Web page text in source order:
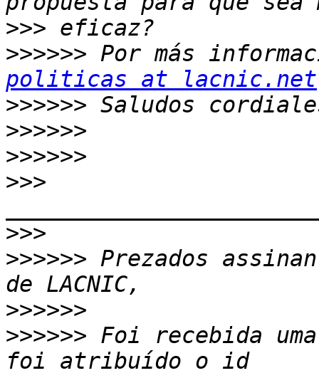
>>>
>>>>>> Por más
politicas at lacnic.net
>>>>>>
>>>>>>
>>>>>>
>>>
>>>
>>>>>> ﻿Prezados
>>>>>>
>>>>>> Foi recebida